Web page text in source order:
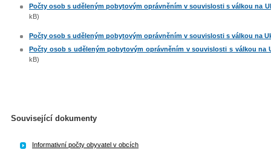
Počty osob s uděleným pobytovým oprávněním v souvislosti s válkou na
kB)
Počty osob s uděleným pobytovým oprávněním v souvislosti s válkou na
Počty osob s uděleným pobytovým oprávněním v souvislosti s válkou na
kB)
Související dokumenty
Informativní počty obyvatel v obcích